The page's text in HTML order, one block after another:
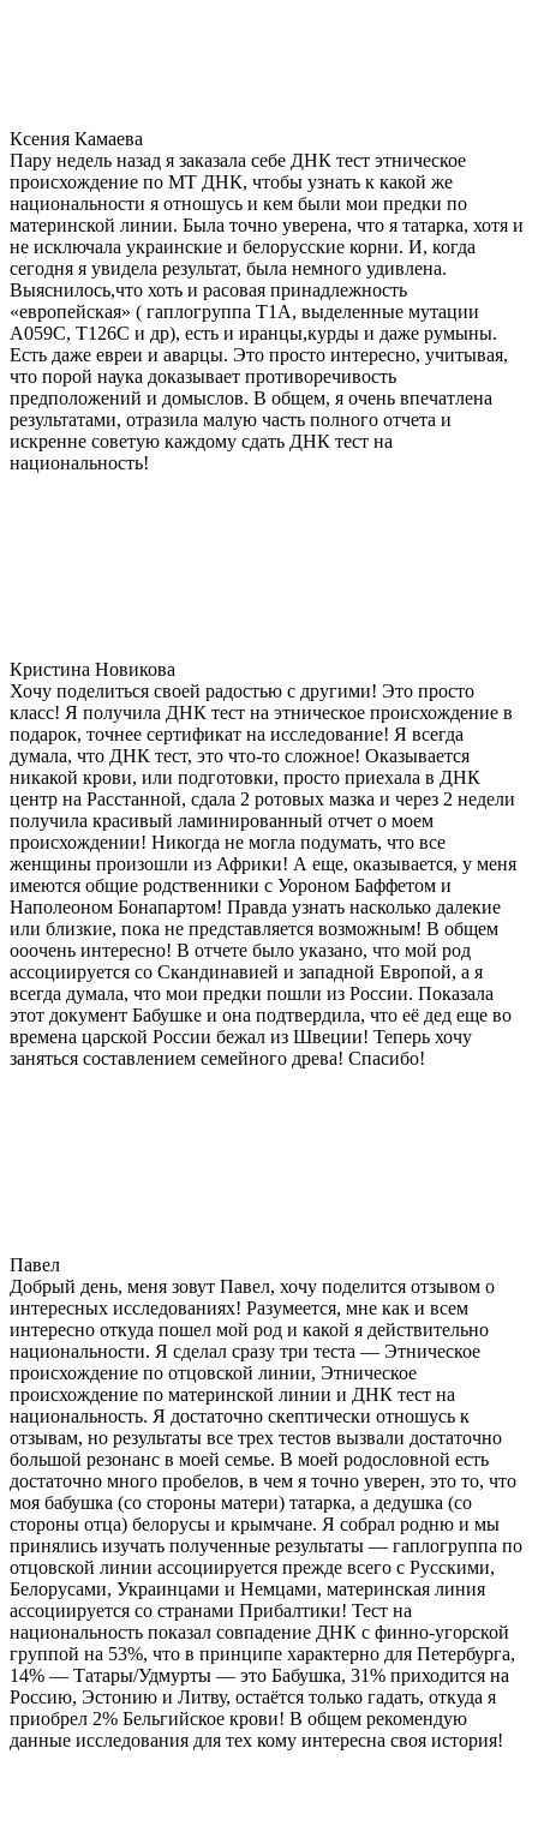
Ксения Камаева
Пару недель назад я заказала себе ДНК тест этническое
происхождение по МТ ДНК, чтобы узнать к какой же
национальности я отношусь и кем были мои предки по
материнской линии. Была точно уверена, что я татарка, хотя и
не исключала украинские и белорусские корни. И, когда
сегодня я увидела результат, была немного удивлена.
Выяснилось,что хоть и расовая принадлежность
«европейская» ( гаплогруппа T1A, выделенные мутации
A059C, T126C и др), есть и иранцы,курды и даже румыны.
Есть даже евреи и аварцы. Это просто интересно, учитывая,
что порой наука доказывает противоречивость
предположений и домыслов. В общем, я очень впечатлена
результатами, отразила малую часть полного отчета и
искренне советую каждому сдать ДНК тест на
национальность!
Кристина Новикова
Хочу поделиться своей радостью с другими! Это просто
класс! Я получила ДНК тест на этническое происхождение в
подарок, точнее сертификат на исследование! Я всегда
думала, что ДНК тест, это что-то сложное! Оказывается
никакой крови, или подготовки, просто приехала в ДНК
центр на Расстанной, сдала 2 ротовых мазка и через 2 недели
получила красивый ламинированный отчет о моем
происхождении! Никогда не могла подумать, что все
женщины произошли из Африки! А еще, оказывается, у меня
имеются общие родственники с Уороном Баффетом и
Наполеоном Бонапартом! Правда узнать насколько далекие
или близкие, пока не представляется возможным! В общем
ооочень интересно! В отчете было указано, что мой род
ассоциируется со Скандинавией и западной Европой, а я
всегда думала, что мои предки пошли из России. Показала
этот документ Бабушке и она подтвердила, что её дед еще во
времена царской России бежал из Швеции! Теперь хочу
заняться составлением семейного древа! Спасибо!
Павел
Добрый день, меня зовут Павел, хочу поделится отзывом о
интересных исследованиях! Разумеется, мне как и всем
интересно откуда пошел мой род и какой я действительно
национальности. Я сделал сразу три теста — Этническое
происхождение по отцовской линии, Этническое
происхождение по материнской линии и ДНК тест на
национальность. Я достаточно скептически отношусь к
отзывам, но результаты все трех тестов вызвали достаточно
большой резонанс в моей семье. В моей родословной есть
достаточно много пробелов, в чем я точно уверен, это то, что
моя бабушка (со стороны матери) татарка, а дедушка (со
стороны отца) белорусы и крымчане. Я собрал родню и мы
принялись изучать полученные результаты — гаплогруппа по
отцовской линии ассоциируется прежде всего с Русскими,
Белорусами, Украинцами и Немцами, материнская линия
ассоциируется со странами Прибалтики! Тест на
национальность показал совпадение ДНК с финно-угорской
группой на 53%, что в принципе характерно для Петербурга,
14% — Татары/Удмурты — это Бабушка, 31% приходится на
Россию, Эстонию и Литву, остаётся только гадать, откуда я
приобрел 2% Бельгийское крови! В общем рекомендую
данные исследования для тех кому интересна своя история!